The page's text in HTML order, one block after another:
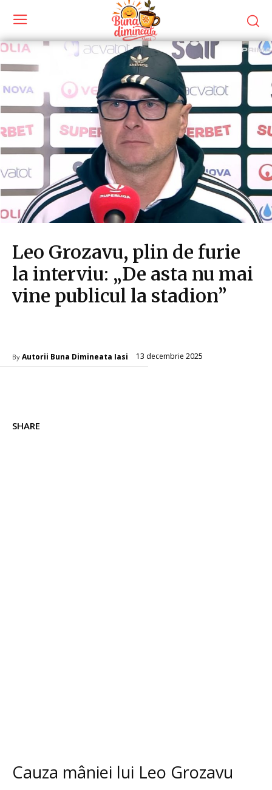
Leo Grozavu, plin de furie
la interviu: „De asta nu mai
vine publicul la stadion”
By Autorii Buna Dimineata Iasi 13 decembrie 2025
SHARE
Cauza mâniei lui Leo Grozavu